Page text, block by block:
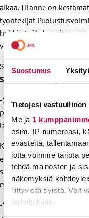
Suostumus
Tietojesi vastuullinen
Me ja 1
esim. IP-numeroasi,
evästeitä,
jotta voimme tarjota
tehdä mainosten ja
näkemyksiä
liittyvistä syistä. Voit
tarkoituksiin.
aikaa. Tilanne on
työntekijät
heidän työkykynsä on
vaatii Upseeriliiton
Samalla linjalla on
Surkka
-Sotilaallisen
palauduttava.
lähemmäs 2020-luvun
Koska keskustelut
eivät ole johtaneet
suunnittelevat
mielipidettä toimista,
-Vastuullisten poliittisten